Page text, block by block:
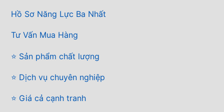
Hồ Sơ Năng Lực Ba Nhất
Tư Vấn Mua Hàng
⭐ Sản phẩm chất lượng
⭐ Dịch vụ chuyên nghiệp
⭐ Giá cả cạnh tranh